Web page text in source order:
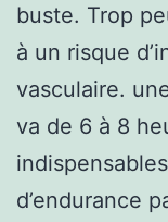
buste. Trop
à un risque
vasculaire.
va de 6 à 8
d’endurance